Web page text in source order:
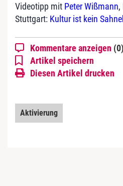
Videotipp mit Peter Wißmann,
Stuttgart: Kultur ist kein
Kommentare anzeigen (0)
Artikel speichern
Diesen Artikel drucken
Aktivierung